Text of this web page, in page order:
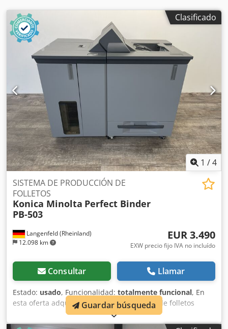
Clasificado
1 /4
Langenfeld (Rheinland)
12.098 km
SISTEMA DE PRODUCCIÓN DE
FOLLETOS
Konica Minolta Perfect Binder
PB-503
EUR 3.490
EXW precio fijo IVA no incluído
Consultar Llamar
Estado: usado, Funcionalidad: totalmente funcional, En
esta oferta adquiere una encuadernadora de folletos
usada "Konica Minolta Perfect Binder PB-503". Objeto de la
venta: 1 x Konica Minolta PB-503 adecuada para varios
Guardar búsqueda